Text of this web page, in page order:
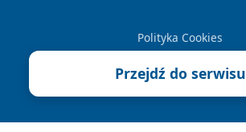
Polityka Cookies
Przejdź do serwisu